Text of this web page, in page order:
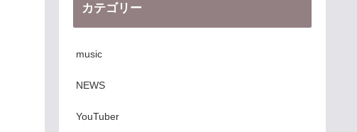
カテゴリー
music
NEWS
YouTuber